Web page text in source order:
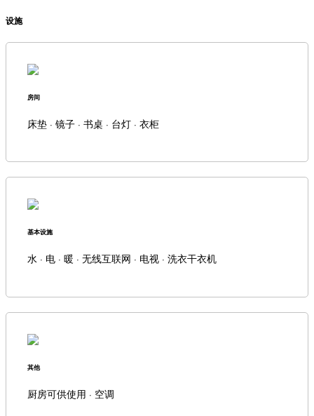
设施
房间
床垫 · 镜子 · 书桌 · 台灯 · 衣柜
基本设施
水 · 电 · 暖 · 无线互联网 · 电视 · 洗衣干衣机
其他
厨房可供使用 · 空调